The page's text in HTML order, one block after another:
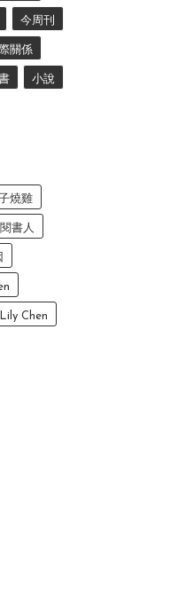
今周刊
關係
小說
燒雞
書人
Lily Chen